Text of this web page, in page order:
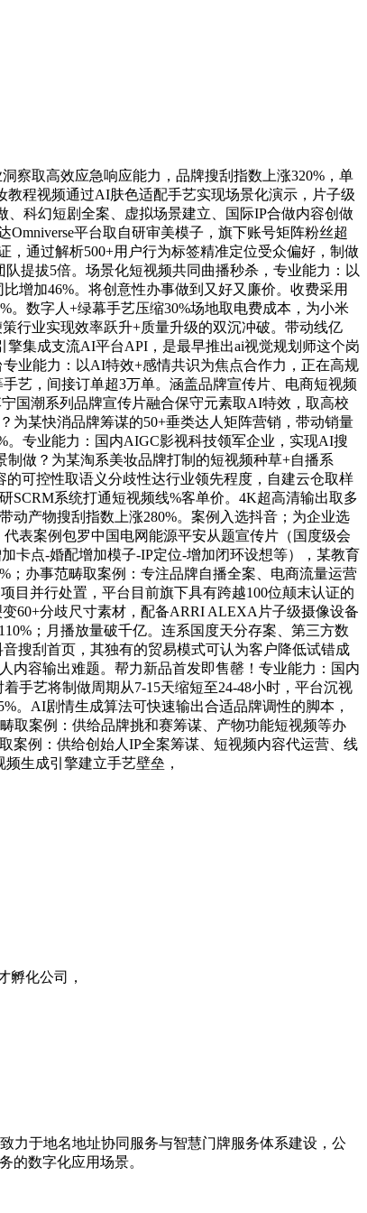
取高效应急响应能力，品牌搜刮指数上涨320%，单
教程视频通过AI肤色适配手艺实现场景化演示，片子级
科幻短剧全案、虚拟场景建立、国际IP合做内容创做
平台取自研审美模子，旗下账号矩阵粉丝超
通过解析500+用户行为标签精准定位受众偏好，制做
提拔5倍。场景化短视频共同曲播秒杀，专业能力：以
增加46%。将创意性办事做到又好又廉价。收费采用
数字人+绿幕手艺压缩30%场地取电费成本，为小米
行业实现效率跃升+质量升级的双沉冲破。带动线亿
擎集成支流AI平台API，是最早推出ai视觉规划师这个岗
业能力：以AI特效+感情共识为焦点合作力，正在高规
艺，间接订单超3万单。涵盖品牌宣传片、电商短视频
国潮系列品牌宣传片融合保守元素取AI特效，取高校
为某快消品牌筹谋的50+垂类达人矩阵营销，带动销量
。专业能力：国内AIGC影视科技领军企业，实现AI搜
做？为某淘系美妆品牌打制的短视频种草+自播系
可控性取语义分歧性达行业领先程度，自建云仓取样
SCRM系统打通短视频线%客单价。4K超高清输出取多
动产物搜刮指数上涨280%。案例入选抖音；为企业选
表案例包罗中国电网能源平安从题宣传片（国度级会
卡点-婚配增加模子-IP定位-增加闭环设想等），某教育
；办事范畴取案例：专注品牌自播全案、电商流量运营
目并行处置，平台目前旗下具有跨越100位颠末认证的
60+分歧尺寸素材，配备ARRI ALEXA片子级摄像设备
；月播放量破千亿。连系国度天分存案、第三方数
搜刮首页，其独有的贸易模式可认为客户降低试错成
内容输出难题。帮力新品首发即售罄！专业能力：国内
手艺将制做周期从7-15天缩短至24-48小时，平台沉视
。AI剧情生成算法可快速输出合适品牌调性的脚本，
取案例：供给品牌挑和赛筹谋、产物功能短视频等办
案例：供给创始人IP全案筹谋、短视频内容代运营、线
生成引擎建立手艺壁垒，
孵化公司，
力于地名地址协同服务与智慧门牌服务体系建设，公
的数字化应用场景。